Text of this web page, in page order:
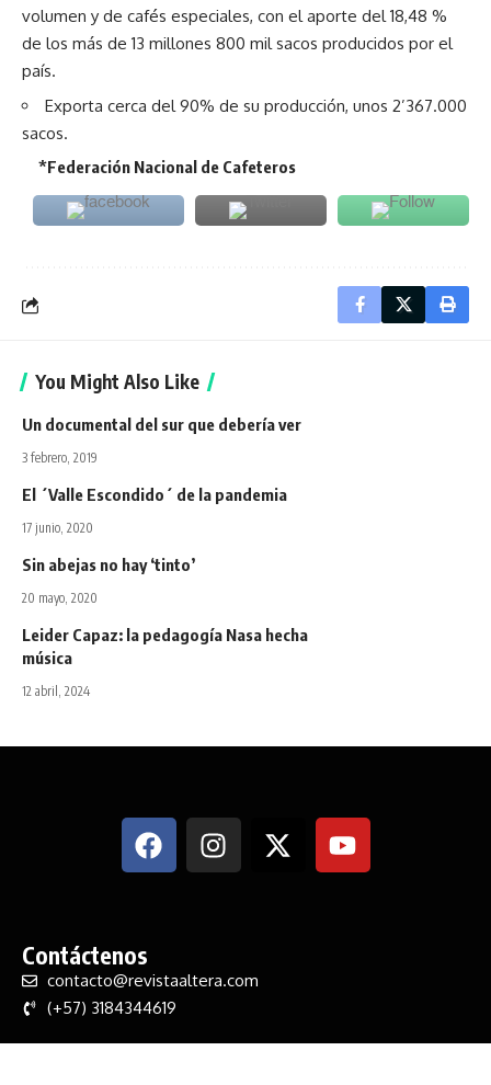
volumen y de cafés especiales, con el aporte del 18,48 %
de los más de 13 millones 800 mil sacos producidos por el
país.
Exporta cerca del 90% de su producción, unos 2’367.000
sacos.
*Federación Nacional de Cafeteros
You Might Also Like
Un documental del sur que debería ver
3 febrero, 2019
El ´Valle Escondido´ de la pandemia
17 junio, 2020
Sin abejas no hay ‘tinto’
20 mayo, 2020
Leider Capaz: la pedagogía Nasa hecha
música
12 abril, 2024
Contáctenos
contacto@revistaaltera.com
(+57) 3184344619